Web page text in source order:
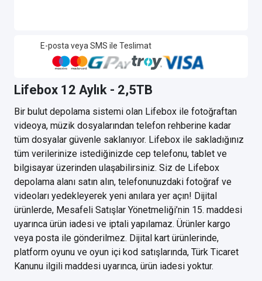
E-posta veya SMS ile Teslimat
Lifebox 12 Aylık - 2,5TB
Bir bulut depolama sistemi olan Lifebox ile fotoğraftan
videoya, müzik dosyalarından telefon rehberine kadar
tüm dosyalar güvenle saklanıyor. Lifebox ile sakladığınız
tüm verilerinize istediğinizde cep telefonu, tablet ve
bilgisayar üzerinden ulaşabilirsiniz. Siz de Lifebox
depolama alanı satın alın, telefonunuzdaki fotoğraf ve
videoları yedekleyerek yeni anılara yer açın! Dijital
ürünlerde, Mesafeli Satışlar Yönetmeliği’nin 15. maddesi
uyarınca ürün iadesi ve iptali yapılamaz. Ürünler kargo
veya posta ile gönderilmez. Dijital kart ürünlerinde,
platform oyunu ve oyun içi kod satışlarında, Türk Ticaret
Kanunu ilgili maddesi uyarınca, ürün iadesi yoktur.